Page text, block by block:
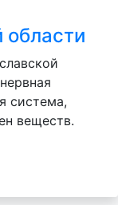
области
система,
веществ.